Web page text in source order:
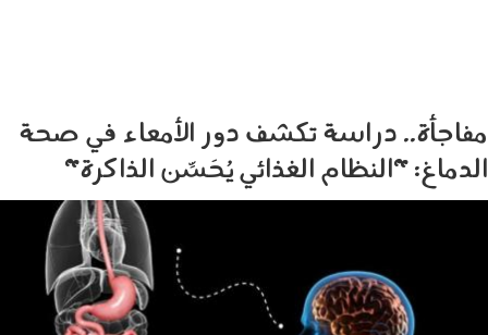
مفاجأة.. دراسة تكشف دور الأمعاء في صحة
الدماغ: "النظام الغذائي يُحَسِّن الذاكرة"